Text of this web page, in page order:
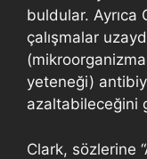
buldular. Ayrıca
çalışmalar
yeteneği)
azaltabileceğini
Clark, sözlerine